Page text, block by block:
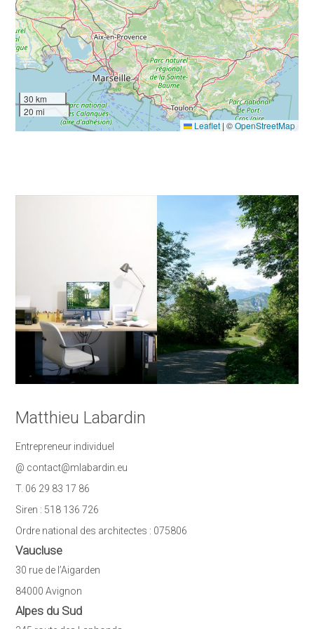
30 km
20 mi
Leaflet | ©OpenStreetMap
Matthieu Labardin
Entrepreneur individuel
@ contact@mlabardin.eu
T. 06 29 83 17 86
Siren : 518 136 726
Ordre national des architectes : 075806
Vaucluse
30 rue de l’Aigarden
84000 Avignon
Alpes du Sud